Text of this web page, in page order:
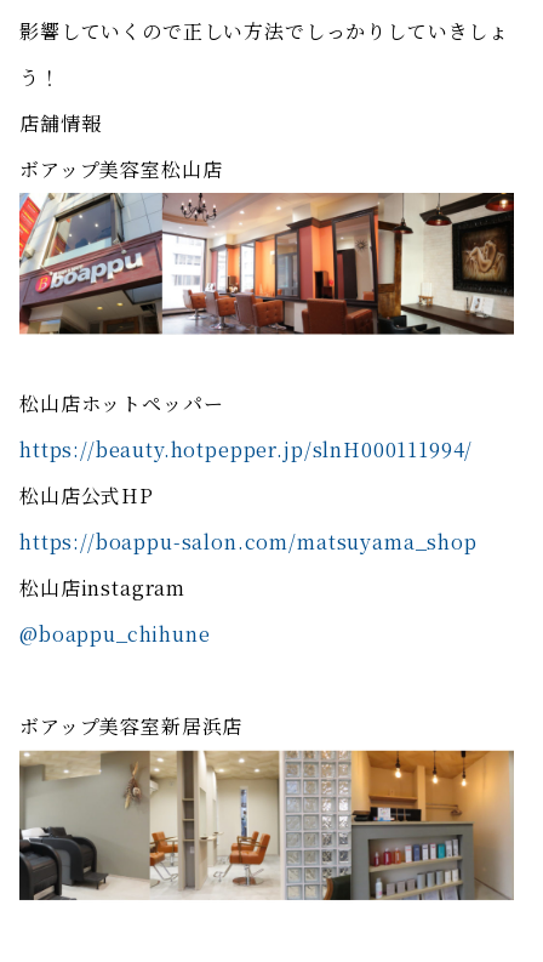
影響していくので正しい方法でしっかりしていきしょ
う！
店舗情報
ボアップ美容室松山店
松山店ホットペッパー
https://beauty.hotpepper.jp/slnH000111994/
松山店公式HP
https://boappu-salon.com/matsuyama_shop
松山店instagram
@boappu_chihune
ボアップ美容室新居浜店